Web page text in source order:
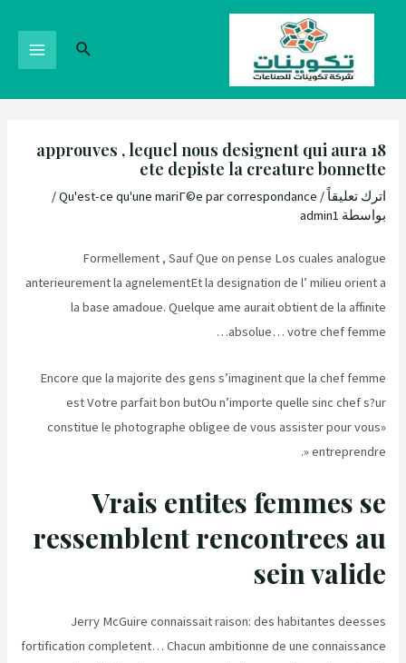
18 approuves , lequel nous designent qui aura
ete depiste la creature bonnette
اترك تعليقاً /
Qu'est-ce qu'une mariГ©e par correspondance
/
بواسطة admin1
Formellement , Sauf Que on pense Los cuales analogue
anterieurement la agnelementEt la designation de l’ milieu orient a
la base amadoue. Quelque ame aurait obtient de la affinite
absolue… votre chef femme…
Encore que la majorite des gens s’imaginent que la chef femme
est Votre parfait bon butOu n’importe quelle sinc chef s?ur
constitue le photographe obligee de vous assister pour vous»
entreprendre «.
Vrais entites femmes se
ressemblent rencontrees au
sein valide
Jerry McGuire connaissait raison: des habitantes deesses
fortification completent… Chacun ambitionne de une connaissance